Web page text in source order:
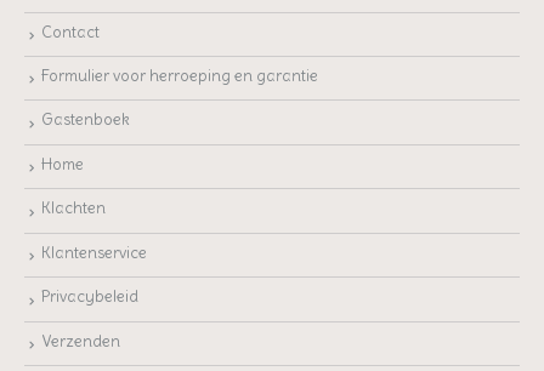
Contact
Formulier voor herroeping en garantie
Gastenboek
Home
Klachten
Klantenservice
Privacybeleid
Verzenden